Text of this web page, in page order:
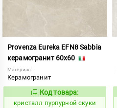
Provenza Eureka EFN8 Sabbia
керамогранит 60x60
Материал:
Керамогранит
821969
Код товара:
кристалл пурпурной скуки